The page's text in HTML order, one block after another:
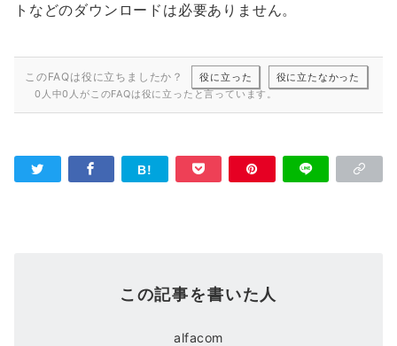
トなどのダウンロードは必要ありません。
このFAQは役に立ちましたか？ 役に立った
役に立たなかった
0人中0人がこのFAQは役に立ったと言っています。
この記事を書いた人
alfacom